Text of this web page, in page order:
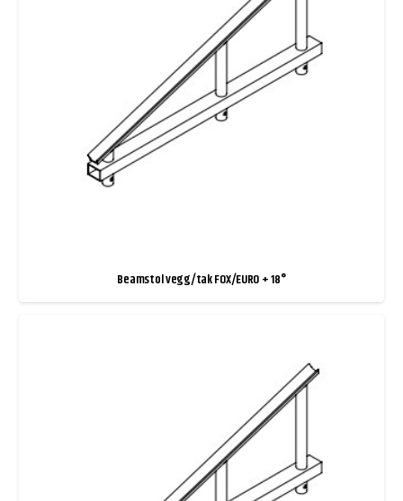
Beamstol vegg/tak FOX/EURO + 18°